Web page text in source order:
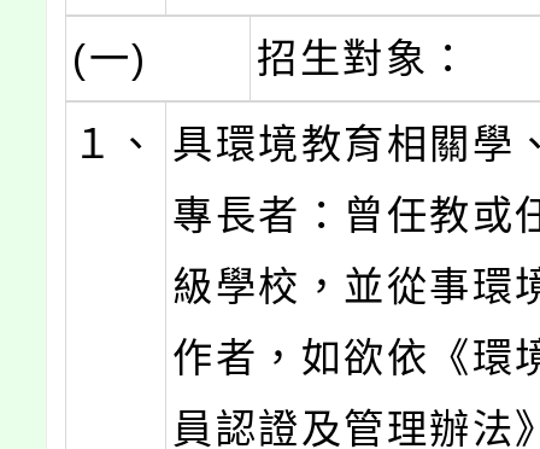
(一)
招生對象：
１、
具環境教育相關學
專長者：曾任教或
級學校，並從事環
作者，如欲依《環
員認證及管理辦法